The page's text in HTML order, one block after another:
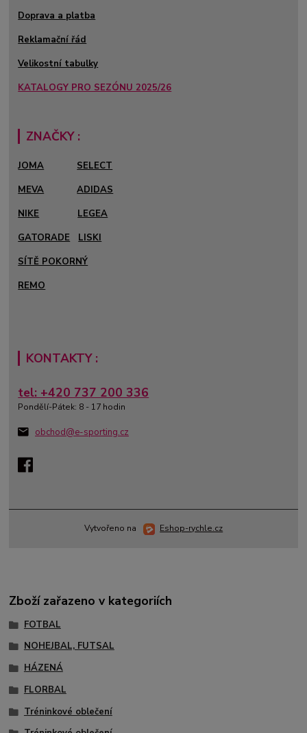
Doprava a platba
Reklamační řád
Velikostní tabulky
KATALOGY PRO SEZÓNU 2025/26
ZNAČKY :
JOMA
SELECT
MEVA
ADIDAS
NIKE
LEGEA
GATORADE
LISKI
SÍTĚ POKORNÝ
REMO
KONTAKTY :
tel: +420 737 200 336
Pondělí-Pátek: 8 - 17 hodin
obchod@e-sporting.cz
Vytvořeno na Eshop-rychle.cz
Zboží zařazeno v kategoriích
FOTBAL
NOHEJBAL, FUTSAL
HÁZENÁ
FLORBAL
Tréninkové oblečení